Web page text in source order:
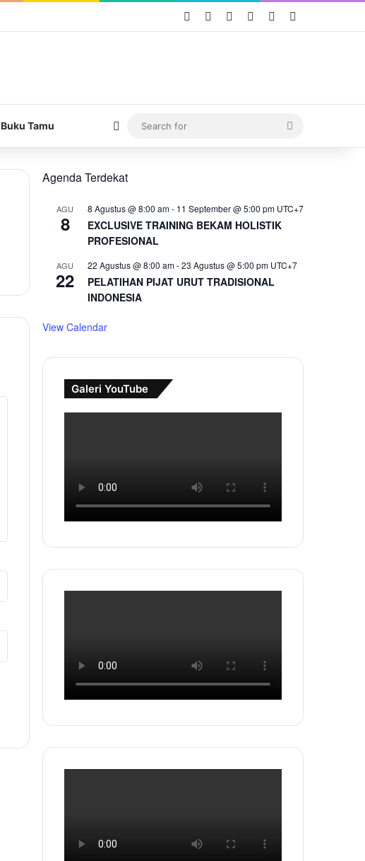
Facebook YouTubeInstagram
TikTok
Buku Tamu Switch skin
Search
for
Agenda Terdekat
AGU
8
8 Agustus @ 8:00 am- 11 September @ 5:00 pm UTC+7
EXCLUSIVE TRAINING BEKAM HOLISTIK
PROFESIONAL
AGU
22
22 Agustus @ 8:00 am-23 Agustus @ 5:00 pm UTC+7
PELATIHAN PIJAT URUT TRADISIONAL
INDONESIA
View Calendar
Galeri YouTube